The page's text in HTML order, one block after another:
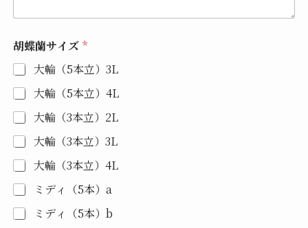
胡蝶蘭サイズ *
大輪（5本立）3L
大輪（5本立）4L
大輪（3本立）2L
大輪（3本立）3L
大輪（3本立）4L
ミディ（5本）a
ミディ（5本）b